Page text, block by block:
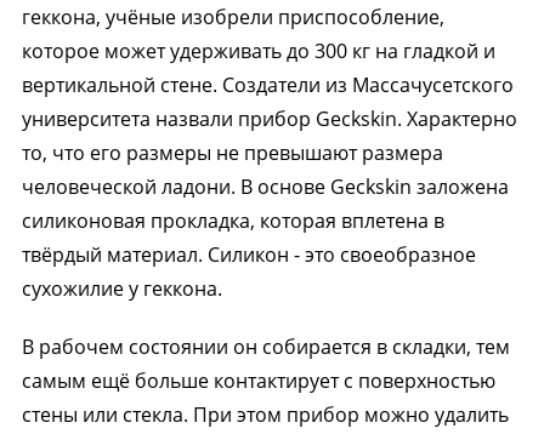
геккона, учёные изобрели приспособление,
которое может удерживать до 300 кг на гладкой и
вертикальной стене. Создатели из Массачусетского
университета назвали прибор Geckskin. Характерно
то, что его размеры не превышают размера
человеческой ладони. В основе Geckskin заложена
силиконовая прокладка, которая вплетена в
твёрдый материал. Силикон - это своеобразное
сухожилие у геккона.
В рабочем состоянии он собирается в складки, тем
самым ещё больше контактирует с поверхностью
стены или стекла. При этом прибор можно удалить